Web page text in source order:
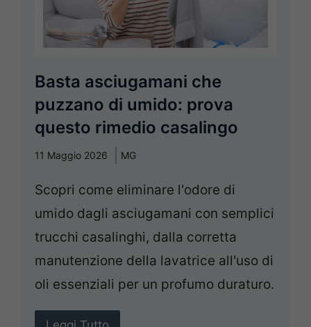
Basta asciugamani che
puzzano di umido: prova
questo rimedio casalingo
11 Maggio 2026 MG
Scopri come eliminare l'odore di
umido dagli asciugamani con semplici
trucchi casalinghi, dalla corretta
manutenzione della lavatrice all'uso di
oli essenziali per un profumo duraturo.